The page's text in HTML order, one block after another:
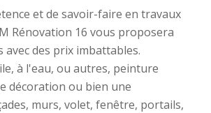
et de savoir-faire en travaux
Rénovation 16 vous proposera
des prix imbattables.
à l'eau, ou autres, peinture
décoration ou bien une
murs, volet, fenêtre, portails,